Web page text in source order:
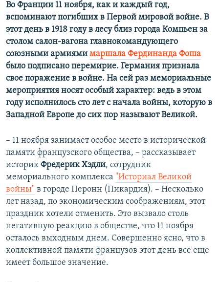
Во Франции 11 ноября, как и каждый год,
вспоминают погибших в Первой мировой войне. В
этот день в 1918 году в лесу близ города Компьен за
столом салон-вагона главнокомандующего
союзными армиями маршала Фердинанда Фоша
было подписано перемирие. Германия признала
свое поражение в войне. На сей раз мемориальные
мероприятия носят особый характер: ведь в этом
году исполнилось сто лет с начала войны, которую в
Западной Европе до сих пор называют Великой.
– 11 ноября занимает особое место в исторической
памяти французского общества, – рассказывает
историк Фредерик Хэдли, сотрудник
мемориального комплекса "Историал Великой
войны" в городе Перонн (Пикардия). – Несколько
лет назад, по экономическим соображениям, этот
праздник хотели отменить. Это вызвало столь
негативную реакцию в обществе, что 11 ноября
осталось выходным днем. Совершенно ясно, что в
коллективной памяти французов этот день все еще
имеет большое значение.